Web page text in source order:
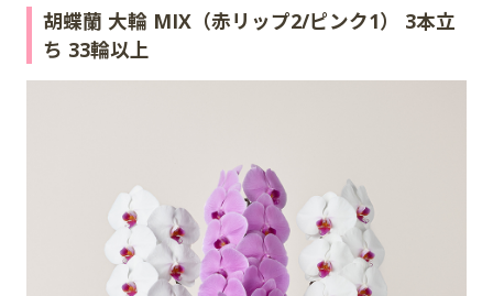
胡蝶蘭 大輪 MIX（赤リップ2/ピンク1） 3本立
ち 33輪以上